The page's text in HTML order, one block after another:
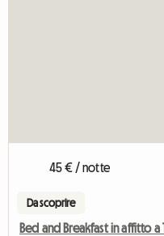
45 € / notte
Da scoprire
Bed and Breakfast in affitto a